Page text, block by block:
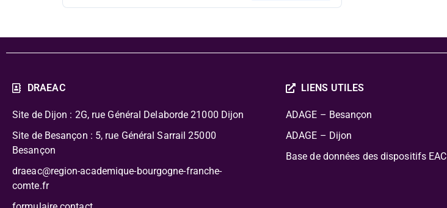
DRAEAC
Site de Dijon : 2G, rue Général Delaborde 21000 Dijon
Site de Besançon : 5, rue Général Sarrail 25000
Besançon
draeac@region-academique-bourgogne-franche-
comte.fr
LIENS UTILES
ADAGE – Besançon
ADAGE – Dijon
Base de données des dispositifs EAC